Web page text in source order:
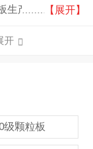
生产企业，国内
【展开】
开
级颗粒板